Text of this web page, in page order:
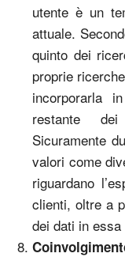
utente è un
attuale.
quinto dei
proprie
incorporarla
restante dei
Sicuramente
valori come
riguardano
clienti, oltre a
dei dati in